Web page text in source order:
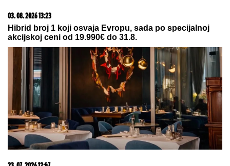
42 godine otac je pronašao, zanemeo je kada je saznao
05. 08. 2026 06:45
Šta dete nasleđuje od oca, a šta od majke? Sve što